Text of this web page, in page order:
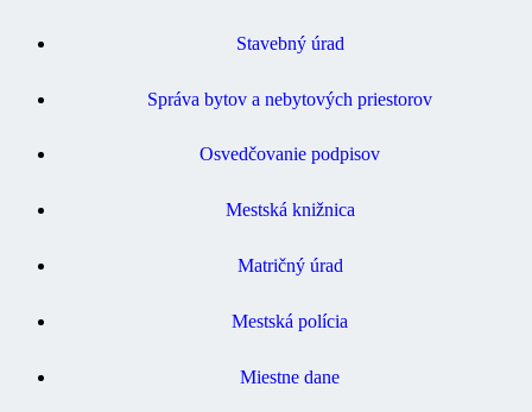
Stavebný úrad
Správa bytov a nebytových priestorov
Osvedčovanie podpisov
Mestská knižnica
Matričný úrad
Mestská polícia
Miestne dane